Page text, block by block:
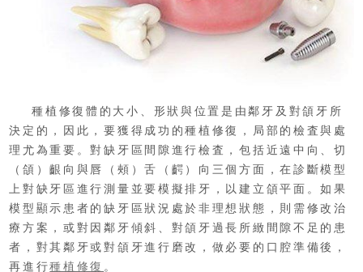
種植修復體的大小、形狀與位置是由鄰牙及對頜牙所
決定的，因此，要獲得成功的種植修復，局部的檢査與處
理尤為重要。對缺牙區間隙進行檢査，包括近遠中向、切
（頜）齦向與唇（頰）舌（齶）向三個方面，在診斷模型
上對缺牙區進行測量並要模擬排牙，以建立頜平面。如果
模型顯示患者的缺牙區狀況處於非理想狀態，則需修改治
療方案，或對因鄰牙傾斜、對頜 牙過長所緻間隙不足的患
者，對其鄰牙或對 頜 牙進行磨改，做必要的口腔準備後，
再進行種植修復 。